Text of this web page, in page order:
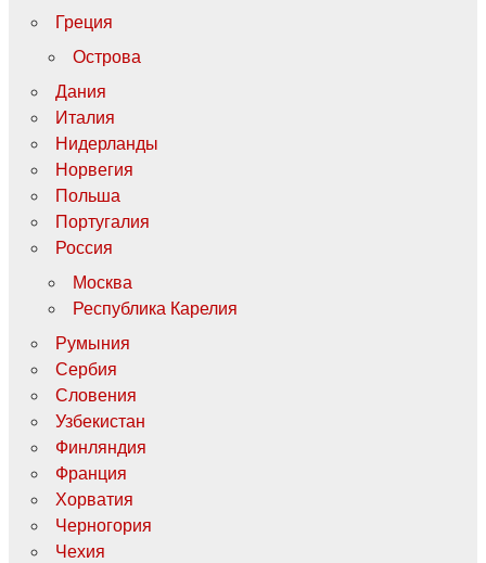
Греция
Острова
Дания
Италия
Нидерланды
Норвегия
Польша
Португалия
Россия
Москва
Республика Карелия
Румыния
Сербия
Словения
Узбекистан
Финляндия
Франция
Хорватия
Черногория
Чехия